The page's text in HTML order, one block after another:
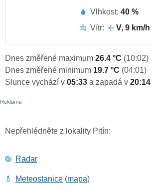
Vlhkost: 40 %
Vítr:
V, 9 km/h
Dnes změřené maximum 26.4 °C (10:02)
Dnes změřené minimum 19.7 °C (04:01)
Slunce vychází v 05:33 a zapadá v 20:14
Nepřehlédněte z lokality Pitín:
Radar
Meteostanice (mapa)